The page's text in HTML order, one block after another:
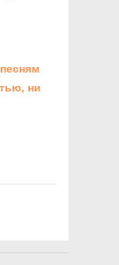
ни